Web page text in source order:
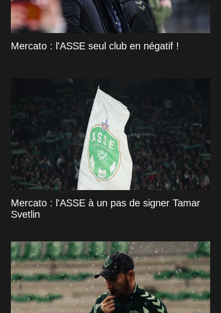
Mercato : l'ASSE seul club en négatif !
Mercato : l'ASSE à un pas de signer Tamar
Svetlin